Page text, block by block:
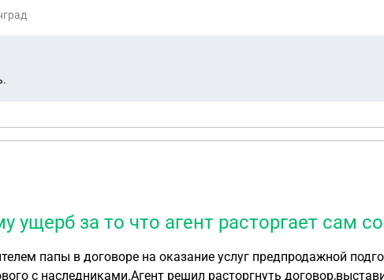
ущерб за то что агент расторгает сам
папы в договоре на оказание услуг предпродажной
с наследниками.Агент решил расторгнуть